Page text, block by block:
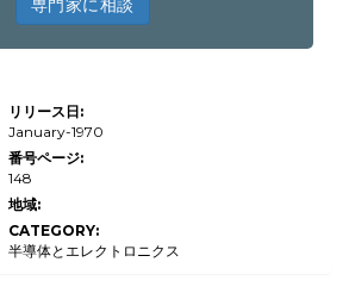
専門家に相談
リリース日:
January-1970
番号ページ:
148
地域:
CATEGORY:
半導体とエレクトロニクス